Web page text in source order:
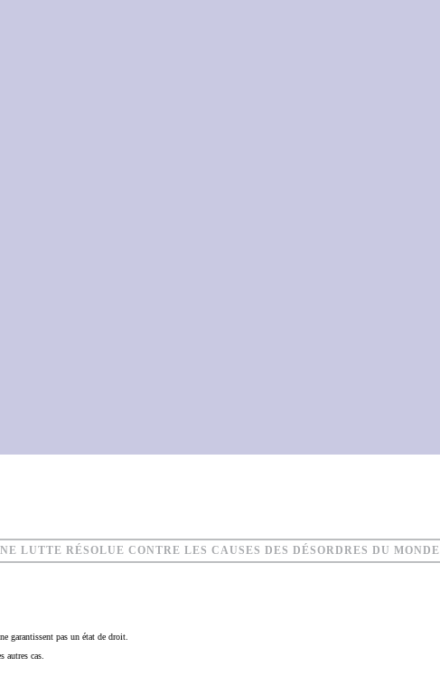
LUTTE RÉSOLUE CONTRE LES CAUSES DES DÉSORDRES DU MONDE
garantissent pas un état de droit.
autres cas.